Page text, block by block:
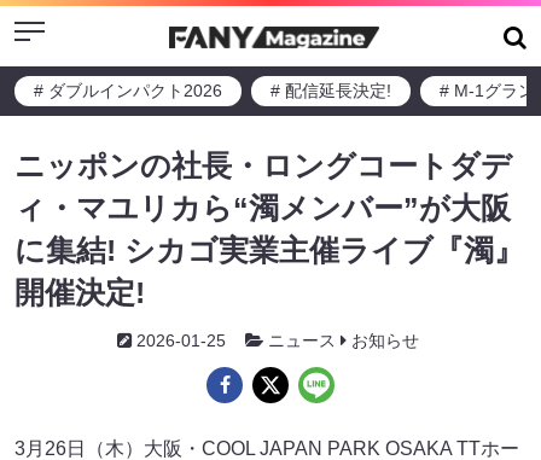
Menu
# ダブルインパクト2026 # 配信延長決定! # M-1グラン
ニッポンの社長・ロングコートダデ
ィ・マユリカら“濁メンバー”が大阪
に集結! シカゴ実業主催ライブ『濁』
開催決定!
2026-01-25 ニュース お知らせ
3月26日（木）大阪・COOL JAPAN PARK OSAKA TTホー